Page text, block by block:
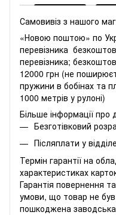
Самовивіз з нашого
«Новою поштою» по
перевізника
перевізника;
12000 грн (не
пружини в бобінах та
1000 метрів у рулоні)
Більше інформації про
Безготівковий
Післяплати у
Термін гарантії на
характеристиках
Гарантія повернення
умови, що товар не був
пошкоджена